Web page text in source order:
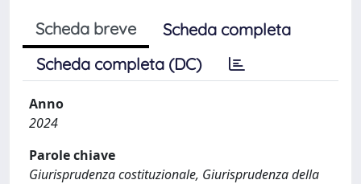
Scheda breve
Scheda completa
Scheda completa (DC)
Anno
2024
Parole chiave
Giurisprudenza costituzionale, Giurisprudenza della